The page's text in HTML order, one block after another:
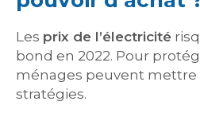
Les prix de l’électricité
bond en 2022. Pour
ménages peuvent mettre
stratégies.